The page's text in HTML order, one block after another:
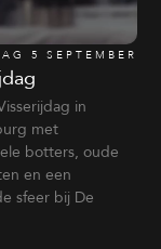
5 SEPTEMBER
in
met
botters, oude
en een
sfeer bij De